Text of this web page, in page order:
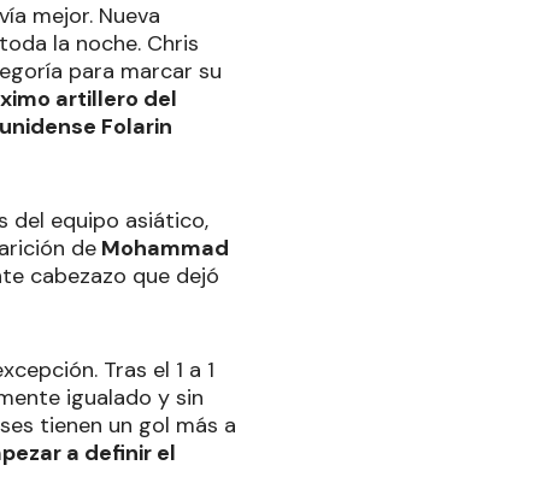
mejor. Nueva
la noche. Chris
para marcar su
artillero del
Folarin
del equipo asiático,
de Mohammad
cabezazo que dejó
Tras el 1 a 1
igualado y sin
tienen un gol más a
a definir el